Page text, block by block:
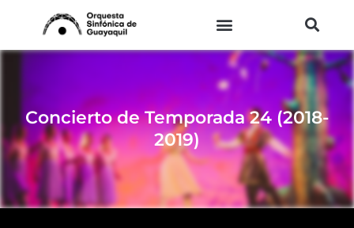
contenido
Concierto de Temporada 24 (2018-
2019)